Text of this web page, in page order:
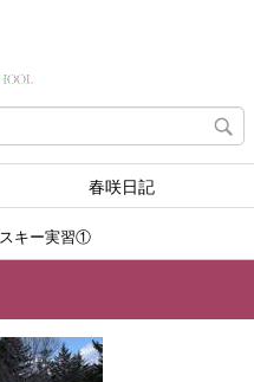
春咲日記
スキー実習①